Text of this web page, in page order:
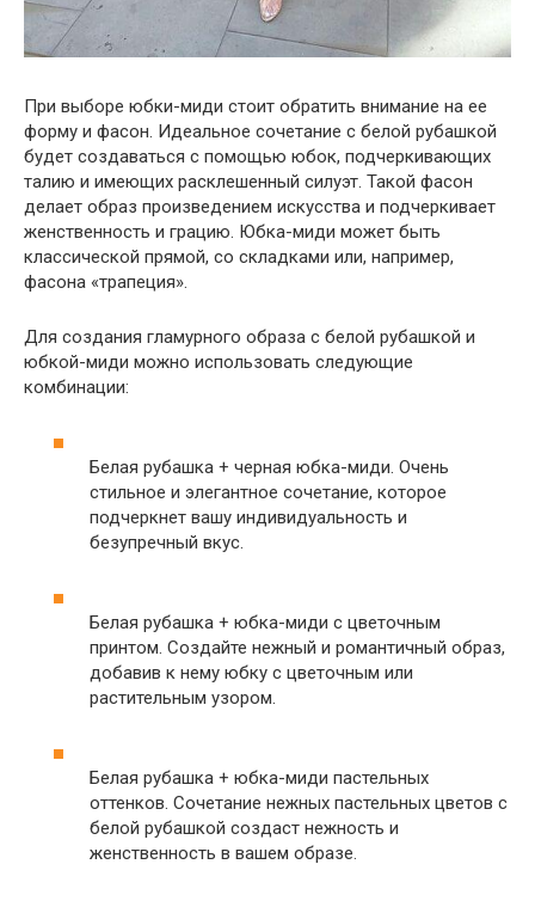
При выборе юбки-миди стоит обратить внимание на ее
форму и фасон. Идеальное сочетание с белой рубашкой
будет создаваться с помощью юбок, подчеркивающих
талию и имеющих расклешенный силуэт. Такой фасон
делает образ произведением искусства и подчеркивает
женственность и грацию. Юбка-миди может быть
классической прямой, со складками или, например,
фасона «трапеция».
Для создания гламурного образа с белой рубашкой и
юбкой-миди можно использовать следующие
комбинации:
Белая рубашка + черная юбка-миди. Очень
стильное и элегантное сочетание, которое
подчеркнет вашу индивидуальность и
безупречный вкус.
Белая рубашка + юбка-миди с цветочным
принтом. Создайте нежный и романтичный образ,
добавив к нему юбку с цветочным или
растительным узором.
Белая рубашка + юбка-миди пастельных
оттенков. Сочетание нежных пастельных цветов с
белой рубашкой создаст нежность и
женственность в вашем образе.